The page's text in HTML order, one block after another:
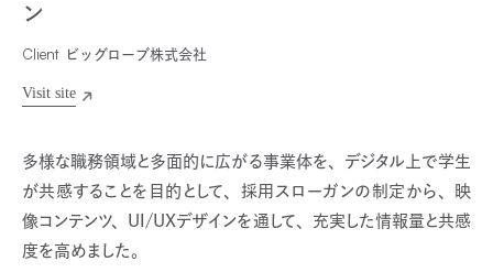
ン
Client ビッグローブ株式会社
多様な職務領域と多面的に広がる事業体を、デジタル上で学生
が共感することを目的として、採用スローガンの制定から、映
像コンテンツ、UI/UXデザインを通して、充実した情報量と共感
度を高めました。